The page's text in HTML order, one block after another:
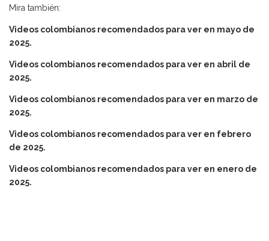
Mira también:
Videos colombianos recomendados para ver en mayo de
2025.
Videos colombianos recomendados para ver en abril de
2025.
Videos colombianos recomendados para ver en marzo de
2025.
Videos colombianos recomendados para ver en febrero
de 2025.
Videos colombianos recomendados para ver en enero de
2025.